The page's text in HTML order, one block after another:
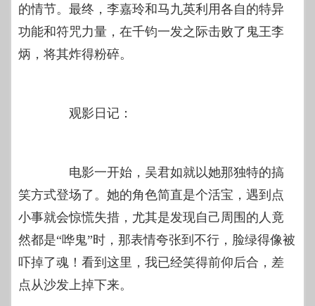
的情节。最终，李嘉玲和马九英利用各自的特异
功能和符咒力量，在千钧一发之际击败了鬼王李
炳，将其炸得粉碎。
观影日记：
电影一开始，吴君如就以她那独特的搞
笑方式登场了。她的角色简直是个活宝，遇到点
小事就会惊慌失措，尤其是发现自己周围的人竟
然都是“哗鬼”时，那表情夸张到不行，脸绿得像被
吓掉了魂！看到这里，我已经笑得前仰后合，差
点从沙发上掉下来。